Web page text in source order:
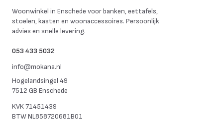
Woonwinkel in Enschede voor banken, eettafels,
stoelen, kasten en woonaccessoires. Persoonlijk
advies en snelle levering.
053 433 5032
info@mokana.nl
Hogelandsingel 49
7512 GB Enschede
KVK71451439
BTWNL858720681B01